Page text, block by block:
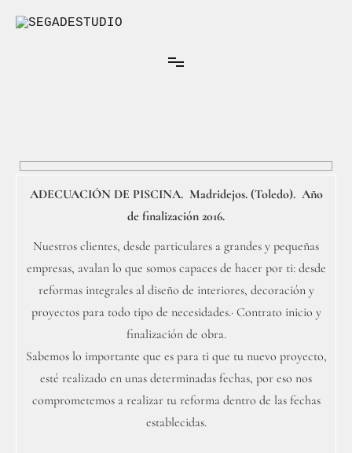
ADECUACIÓN DE PISCINA. Madridejos. (Toledo). Año
de finalización 2016.
Nuestros clientes, desde particulares a grandes y pequeñas
empresas, avalan lo que somos capaces de hacer por ti: desde
reformas integrales al diseño de interiores, decoración y
proyectos para todo tipo de necesidades.· Contrato inicio y
finalización de obra.
Sabemos lo importante que es para ti que tu nuevo proyecto,
esté realizado en unas determinadas fechas, por eso nos
comprometemos a realizar tu reforma dentro de las fechas
establecidas.